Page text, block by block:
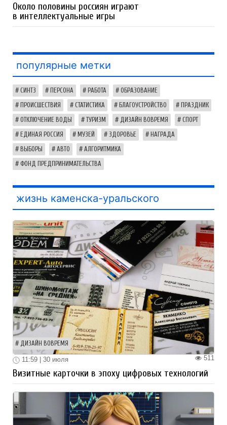
Около половины россиян играют
в интеллектуальные игры
популярные метки
СИНТЗ ПЕРСОНА РАБОТА ОБРАЗОВАНИЕ
ПРОИСШЕСТВИЯ СТАТИСТИКА БЛАГОУСТРОЙСТВО ПРАЗДНИК
ОТКЛЮЧЕНИЕ ВОДЫ ТУРИЗМ ДИЗАЙН ВОВРЕМЯ СПОРТ
ЕДИНАЯ РОССИЯ МУЗЕЙ ЗДОРОВЬЕ НАГРАДА
ВЫБОРЫ АВТО АЛГОРИТМИКА
ФОНД ПРЕДПРИНИМАТЕЛЬСТВА
жизнь каменска-уральского
ДИЗАЙН ВОВРЕМЯ
511
11:59 | 30 июля
Визитные карточки в эпоху цифровых технологий